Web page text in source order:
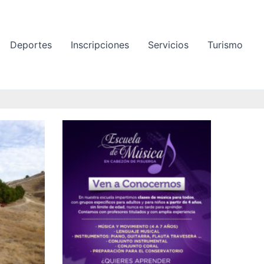
Deportes Inscripciones Servicios Turismo
n
a
P
i
n
a